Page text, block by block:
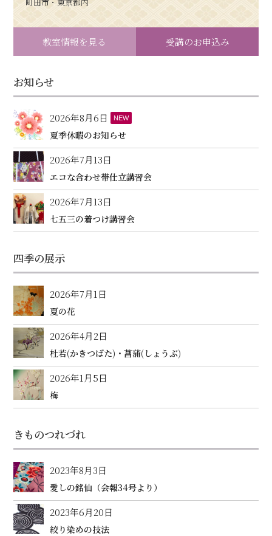
教室情報を見る 受講のお申込み
お知らせ
2026年8月6日 NEW
夏季休暇のお知らせ
2026年7月13日
エコな合わせ帯仕立講習会
2026年7月13日
七五三の着つけ講習会
四季の展示
2026年7月1日
夏の花
2026年4月2日
杜若(かきつばた)・菖蒲(しょうぶ)
2026年1月5日
梅
きものつれづれ
2023年8月3日
愛しの銘仙（会報34号より）
2023年6月20日
絞り染めの技法